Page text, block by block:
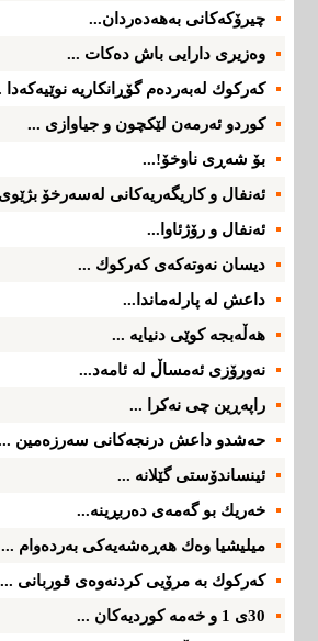
چیرۆكه‌كانی‌ به‌هه‌ده‌ردان...
وه‌زیری‌ دارایی‌ باش ده‌كات ...
كه‌ركوك له‌به‌رده‌م گۆڕانكاریه‌ نوێیه‌كه‌دا
كوردو ئه‌رمه‌ن لێكچون و جیاوازی ...
بۆ شه‌ڕی‌ ناوخۆ!...
ئه‌نفال و كاریگه‌ریه‌كانی‌ له‌سه‌رخۆ
ئه‌نفال و رۆژئاوا...
دیسان نه‌وته‌كه‌ی كه‌ركوك ...
داعش له‌ پارله‌ماندا...
هه‌ڵه‌بجه‌ كوێی دنیایه‌ ...
نه‌ورۆزی ئه‌مساڵ له‌ ئامه‌د...
راپه‌ڕین چی‌ نه‌كرا ...
حه‌شدو داعش درنجه‌كانی سه‌رزه‌مین
ئینساندۆستی گێلانه‌ ...
خه‌ریك بو گه‌مه‌ی ده‌ربڕینه‌...
میلیشیا وه‌ك هه‌ڕه‌شه‌یه‌كی به‌رده‌وام ...
كه‌ركوك به‌ مرۆیی كردنه‌وه‌ی قوربانی ...
30ی 1 و خه‌مه‌ كوردیه‌كان ...